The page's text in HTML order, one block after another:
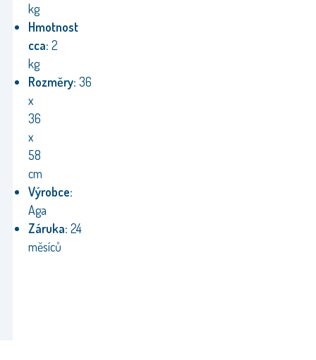
kg
Hmotnost
cca: 2
kg
Rozměry: 36
x
36
x
58
cm
Výrobce:
Aga
Záruka: 24
měsíců